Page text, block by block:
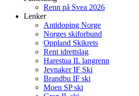
Renn på Svea 2026
Lenker
Antidoping Norge
Norges skiforbund
Oppland Skikrets
Rent idrettslag
Harestua IL langrenn
Jevnaker IF Ski
Brandbu IF ski
Moen SP ski